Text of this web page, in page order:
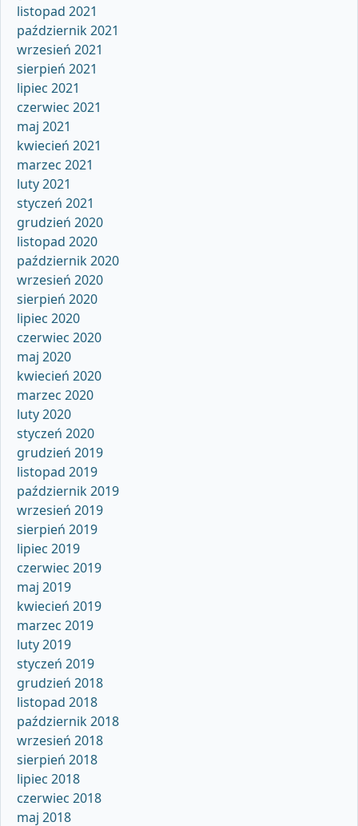
listopad 2021
październik 2021
wrzesień 2021
sierpień 2021
lipiec 2021
czerwiec 2021
maj 2021
kwiecień 2021
marzec 2021
luty 2021
styczeń 2021
grudzień 2020
listopad 2020
październik 2020
wrzesień 2020
sierpień 2020
lipiec 2020
czerwiec 2020
maj 2020
kwiecień 2020
marzec 2020
luty 2020
styczeń 2020
grudzień 2019
listopad 2019
październik 2019
wrzesień 2019
sierpień 2019
lipiec 2019
czerwiec 2019
maj 2019
kwiecień 2019
marzec 2019
luty 2019
styczeń 2019
grudzień 2018
listopad 2018
październik 2018
wrzesień 2018
sierpień 2018
lipiec 2018
czerwiec 2018
maj 2018